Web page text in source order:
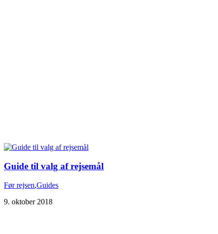
Guide til valg af rejsemål
Før rejsen,Guides
9. oktober 2018